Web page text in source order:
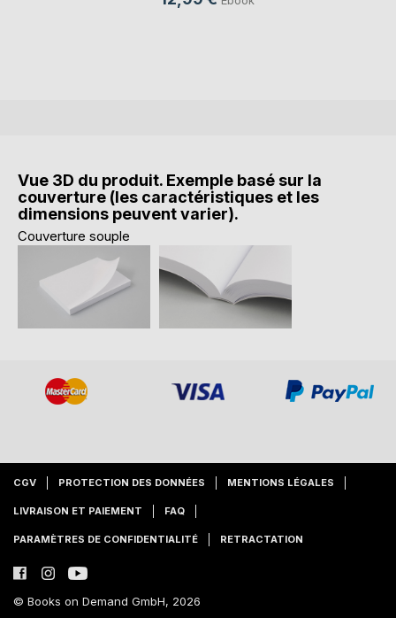
Vue 3D du produit. Exemple basé sur la
couverture (les caractéristiques et les
dimensions peuvent varier).
Couverture souple
CGV PROTECTION DES DONNÉES MENTIONS LÉGALES
LIVRAISON ET PAIEMENT FAQ
PARAMÈTRES DE CONFIDENTIALITÉ RETRACTATION
© Books on Demand GmbH, 2026